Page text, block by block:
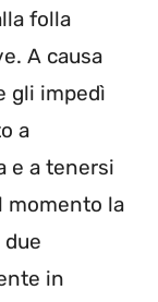
folla
A causa
gli impedì
a
e a tenersi
momento la
in